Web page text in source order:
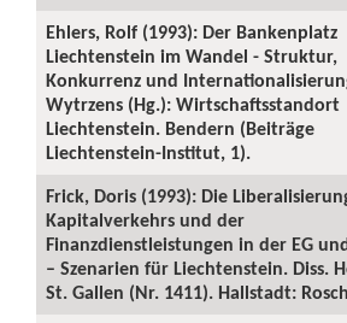
Ehlers, Rolf (1993): Der Bankenplatz
Liechtenstein im Wandel - Struktur,
Konkurrenz und
Wytrzens (Hg.): Wirtschaftsstandort
Liechtenstein. Bendern (Beiträge
Liechtenstein-Institut, 1).
Frick, Doris (1993): Die
Kapitalverkehrs und der
Finanzdienstleistungen in der EG
– Szenarien für Liechtenstein. Diss.
St. Gallen (Nr. 1411). Hallstadt: